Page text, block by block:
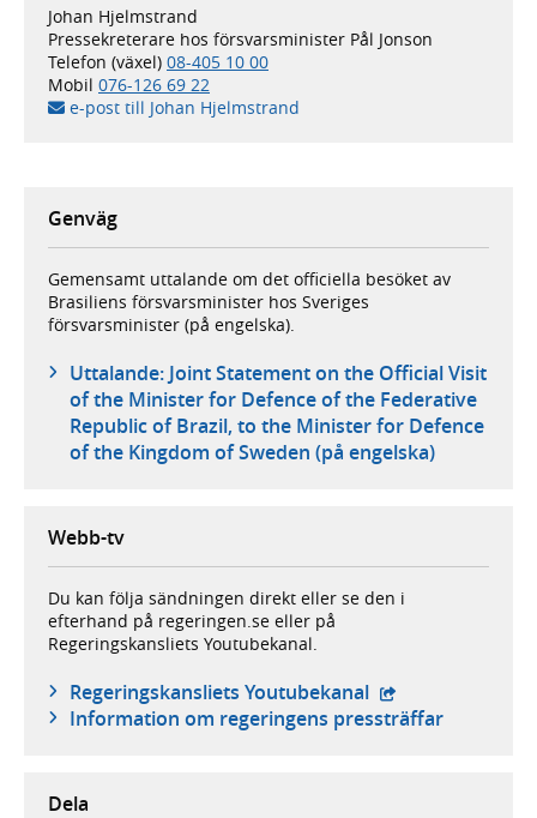
Johan Hjelmstrand
Pressekreterare hos försvarsminister Pål Jonson
Telefon (växel) 08-405 10 00
Mobil 076-126 69 22
e-post till Johan Hjelmstrand
Genväg
Gemensamt uttalande om det officiella besöket av
Brasiliens försvarsminister hos Sveriges
försvarsminister (på engelska).
Uttalande: Joint Statement on the Official Visit
of the Minister for Defence of the Federative
Republic of Brazil, to the Minister for Defence
of the Kingdom of Sweden (på engelska)
Webb-tv
Du kan följa sändningen direkt eller se den i
efterhand på regeringen.se eller på
Regeringskansliets Youtubekanal.
Regeringskansliets Youtubekanal - extern
Information om regeringens pressträffar
Dela